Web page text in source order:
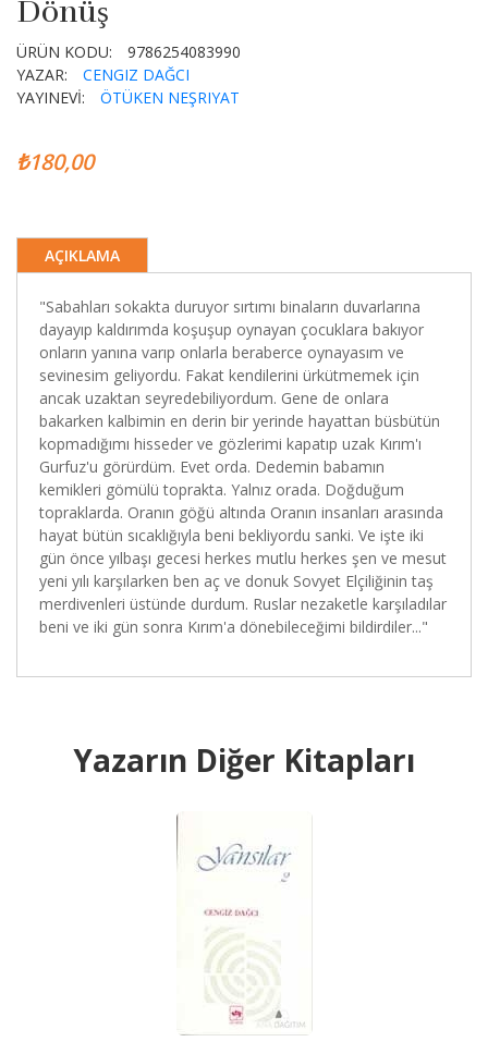
Dönüş
ÜRÜN KODU:
9786254083990
YAZAR:
CENGIZ DAĞCI
YAYINEVİ:
ÖTÜKEN NEŞRIYAT
₺180,00
AÇIKLAMA
"Sabahları sokakta duruyor sırtımı binaların duvarlarına
dayayıp kaldırımda koşuşup oynayan çocuklara bakıyor
onların yanına varıp onlarla beraberce oynayasım ve
sevinesim geliyordu. Fakat kendilerini ürkütmemek için
ancak uzaktan seyredebiliyordum. Gene de onlara
bakarken kalbimin en derin bir yerinde hayattan büsbütün
kopmadığımı hisseder ve gözlerimi kapatıp uzak Kırım'ı
Gurfuz'u görürdüm. Evet orda. Dedemin babamın
kemikleri gömülü toprakta. Yalnız orada. Doğduğum
topraklarda. Oranın göğü altında Oranın insanları arasında
hayat bütün sıcaklığıyla beni bekliyordu sanki. Ve işte iki
gün önce yılbaşı gecesi herkes mutlu herkes şen ve mesut
yeni yılı karşılarken ben aç ve donuk Sovyet Elçiliğinin taş
merdivenleri üstünde durdum. Ruslar nezaketle karşıladılar
beni ve iki gün sonra Kırım'a dönebileceğimi bildirdiler..."
Yazarın Diğer Kitapları